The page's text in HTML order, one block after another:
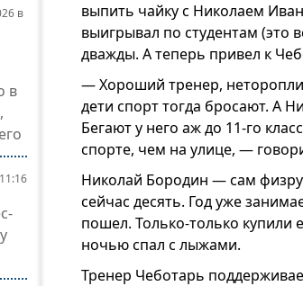
в
в
выпить чайку с Николаем
выигрывал по студентам (это
дважды. А теперь привел к
— Хороший тренер,
дети спорт тогда бросают. А
Бегают у него аж до 11-го
спорте, чем на улице, —
Николай Бородин — сам
сейчас десять. Год уже
пошел. Только-только купили
ночью спал с лыжами.
Тренер Чеботарь